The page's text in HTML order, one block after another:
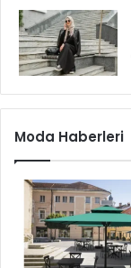
Moda Haberleri